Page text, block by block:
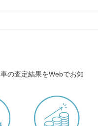
の査定結果をWebでお知